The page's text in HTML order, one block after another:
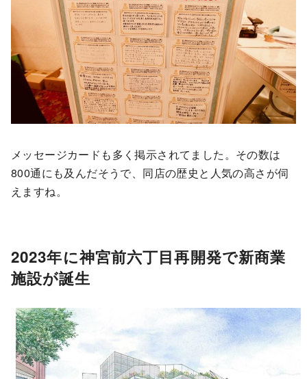
メッセージカードも多く掲示されてました。その数は
800通にも及んだそうで、同店の歴史と人気の高さが伺
えますね。
2023年に神宮前六丁目再開発で新商業
施設が誕生